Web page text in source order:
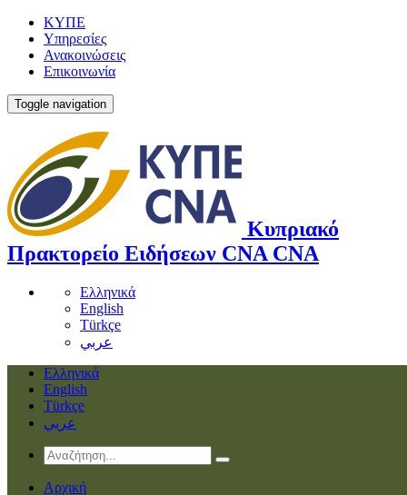
ΚΥΠΕ
Υπηρεσίες
Ανακοινώσεις
Επικοινωνία
Toggle navigation
Κυπριακό
Πρακτορείο Ειδήσεων CNA CNA
Ελληνικά
English
Türkçe
عربي
Ελληνικά
English
Türkçe
عربي
Αρχική